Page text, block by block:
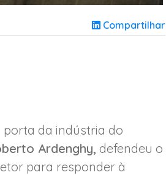
Compartilhar
da indústria do
Ardenghy, defendeu o
para responder à